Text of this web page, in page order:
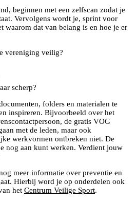
beginnen met een zelfscan zodat je
Vervolgens wordt je, sprint voor
waarom dat van belang is en hoe je er
vereniging veilig?
scherp?
folders en materialen te
inspireren. Bijvoorbeeld over het
de gratis VOG
met de leden, maar ook
werkvormen ontbreken niet. De
nog aan kunt werken. Verdient jouw
meer informatie over preventie en
Hierbij word je op onderdelen ook
het Centrum Veilige Sport.